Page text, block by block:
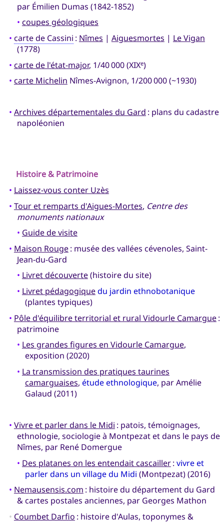
par Émilien Dumas (1842-1852)
• coupes géologiques
• carte de Cassini : Nîmes | Aiguesmortes | Le Vigan
(1778)
• carte de l'état-major, 1/40 000 (XIXe)
• carte Michelin Nîmes-Avignon, 1/200 000 (~1930)
• Archives départementales du Gard : plans du cadastre
napoléonien
Histoire & Patrimoine
• Laissez-vous conter Uzès
• Tour et remparts d'Aigues-Mortes, Centre des
monuments nationaux
• Guide de visite
• Maison Rouge: musée des vallées cévenoles, Saint-
Jean-du-Gard
• Livret découverte(histoire du site)
• Livret pédagogiquedu jardin ethnobotanique
(plantes typiques)
• Pôle d'équilibre territorial et rural Vidourle Camargue:
patrimoine
• Les grandes figures en Vidourle Camargue,
exposition (2020)
• La transmission des pratiques taurines
camarguaises, étude ethnologique, par Amélie
Galaud (2011)
• Vivre et parler dans le Midi : patois, témoignages,
ethnologie, sociologie à Montpezat et dans le pays de
Nîmes, par René Domergue
• Des platanes on les entendait cascailler: vivre et
parler dans un village du Midi (Montpezat) (2016)
• Nemausensis.com : histoire du département du Gard
& cartes postales anciennes, par Georges Mathon
• Coumbet Darfio : histoire d'Aulas, toponymes &